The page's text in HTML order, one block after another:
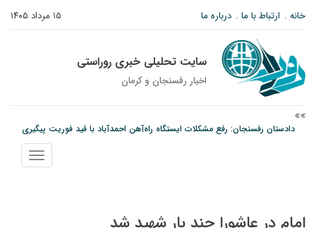
۱۵ مرداد ۱۴۰۵ خانه ارتباط با ما درباره ما
سایت تحلیلی خبری روراستی
اخبار رفسنجان و كرمان
دادستان رفسنجان: رفع مشکلات ایستگاه راه‌آهن احمدآباد با قید فوریت پیگیری
نمایش
منو
امام در عاشورا چند بار شهید شد